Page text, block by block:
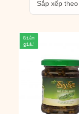
Giảm
giá!